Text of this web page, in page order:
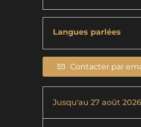
Langues parlées
Contacter par
Jusqu'au 27 août 2026